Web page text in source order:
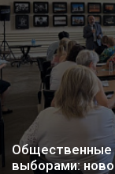
выборами: